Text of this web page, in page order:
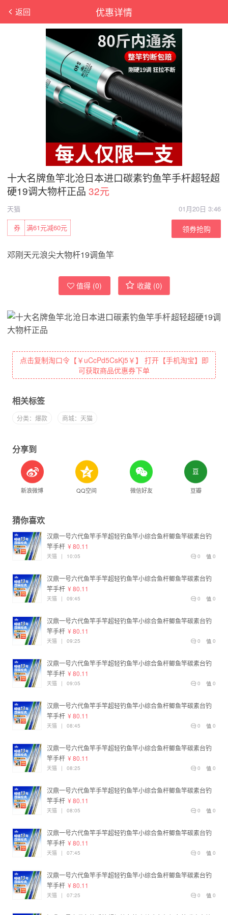
优惠详情
返回
十大名牌鱼竿北沧日本进口碳素钓鱼竿手杆超轻超
硬19调大物杆正品 32元
天猫
01月20日 3:46
满61元减60元
券 领券抢购
邓刚天元浪尖大物杆19调鱼竿
值得 (0) 收藏 (0)
点击复制淘口令【￥uCcPd5CsKj5￥】 打开【手机淘宝】即
可获取商品优惠券下单
相关标签
分类：爆款 商城：天猫
分享到
新浪微博 QQ空间 微信好友 豆瓣
猜你喜欢
汉鼎一号六代鱼竿手竿超轻钓鱼竿小综合鱼杆鲫鱼竿碳素台钓
竿手杆 ¥ 80.11
0
0
天猫 | 10:05
汉鼎一号六代鱼竿手竿超轻钓鱼竿小综合鱼杆鲫鱼竿碳素台钓
竿手杆 ¥ 80.11
0
0
天猫 | 09:45
汉鼎一号六代鱼竿手竿超轻钓鱼竿小综合鱼杆鲫鱼竿碳素台钓
竿手杆 ¥ 80.11
0
0
天猫 | 09:25
汉鼎一号六代鱼竿手竿超轻钓鱼竿小综合鱼杆鲫鱼竿碳素台钓
竿手杆 ¥ 80.11
0
0
天猫 | 09:05
汉鼎一号六代鱼竿手竿超轻钓鱼竿小综合鱼杆鲫鱼竿碳素台钓
竿手杆 ¥ 80.11
0
0
天猫 | 08:45
汉鼎一号六代鱼竿手竿超轻钓鱼竿小综合鱼杆鲫鱼竿碳素台钓
竿手杆 ¥ 80.11
0
0
天猫 | 08:25
汉鼎一号六代鱼竿手竿超轻钓鱼竿小综合鱼杆鲫鱼竿碳素台钓
竿手杆 ¥ 80.11
0
0
天猫 | 08:05
汉鼎一号六代鱼竿手竿超轻钓鱼竿小综合鱼杆鲫鱼竿碳素台钓
竿手杆 ¥ 80.11
0
0
天猫 | 07:45
汉鼎一号六代鱼竿手竿超轻钓鱼竿小综合鱼杆鲫鱼竿碳素台钓
竿手杆 ¥ 80.11
0
0
天猫 | 07:25